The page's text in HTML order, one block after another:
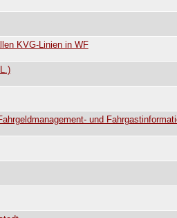
KVG-Linien in WF
und